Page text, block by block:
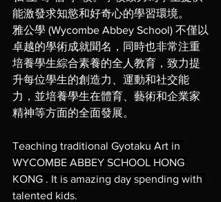
能激發求知慾和好奇心的學習環境。
雅公學 (Wycombe Abbey School) 不僅以
卓越的學術成就聞名，同時也非常注重
培養學生綜合素養的全人教育，致力提
升每位學生的創造力、運動和社交能
力，並培養學生在體育、藝術和企業家
精神等方面的全面發展。
Teaching traditional Gyotaku Art in
WYCOMBE ABBEY SCHOOL HONG
KONG . It is amazing day spending with
talented kids.